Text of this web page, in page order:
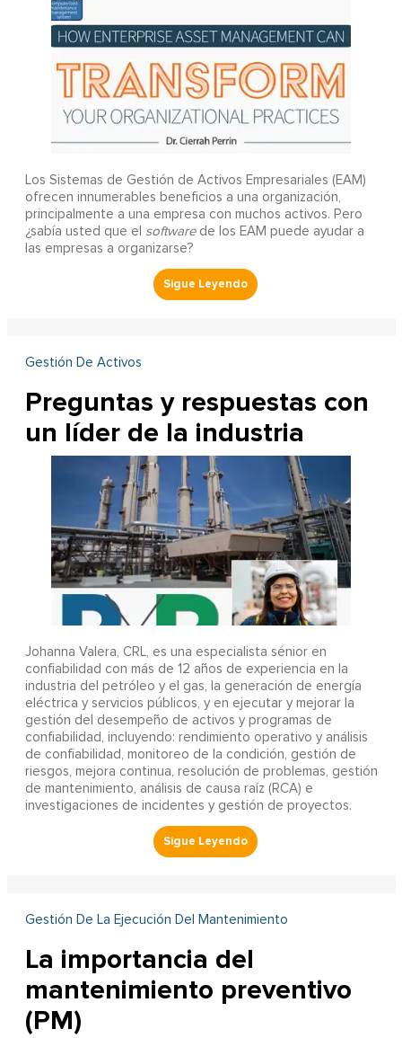
Los Sistemas de Gestión de Activos Empresariales (EAM)
ofrecen innumerables beneficios a una organización,
principalmente a una empresa con muchos activos. Pero
¿sabía usted que el softwarede los EAM puede ayudar a
las empresas a organizarse?
Gestión De Activos
Preguntas y respuestas con
un líder de la industria
Johanna Valera, CRL, es una especialista sénior en
confiabilidad con más de 12 años de experiencia en la
industria del petróleo y el gas, la generación de energía
eléctrica y servicios públicos, y en ejecutar y mejorar la
gestión del desempeño de activos y programas de
confiabilidad, incluyendo: rendimiento operativo y análisis
de confiabilidad, monitoreo de la condición, gestión de
riesgos, mejora continua, resolución de problemas, gestión
de mantenimiento, análisis de causa raíz (RCA) e
investigaciones de incidentes y gestión de proyectos.
Gestión De La Ejecución Del Mantenimiento
La importancia del
mantenimiento preventivo
(PM)